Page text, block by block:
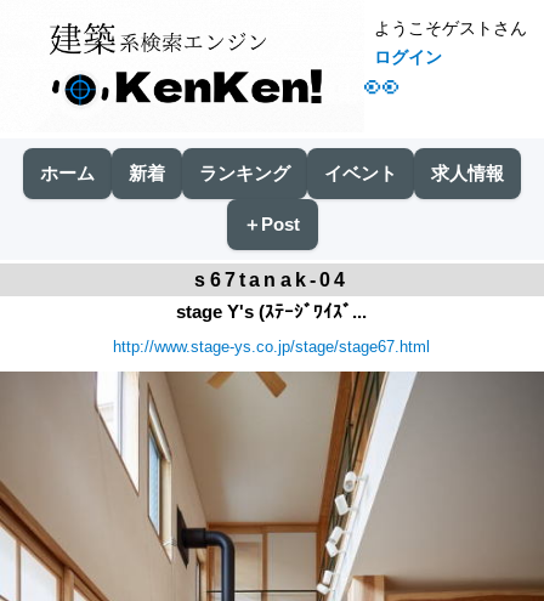
👀
ようこそゲストさん
ログイン
ホーム 新着 ランキング イベント 求人情報
＋Post
s67tanak-04
stage Y's (ｽﾃｰｼﾞﾜｲｽﾞ...
http://www.stage-ys.co.jp/stage/stage67.html